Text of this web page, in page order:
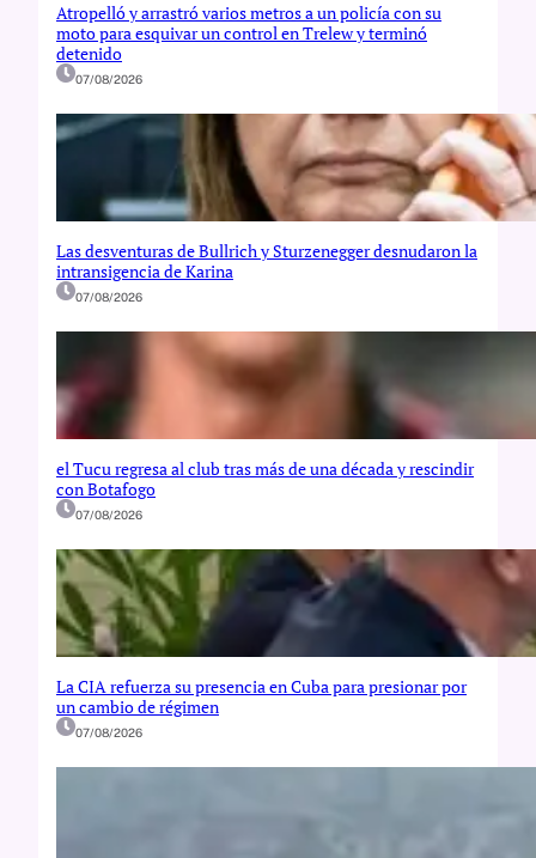
Atropelló y arrastró varios metros a un policía con su
moto para esquivar un control en Trelew y terminó
detenido
07/08/2026
Las desventuras de Bullrich y Sturzenegger desnudaron la
intransigencia de Karina
07/08/2026
el Tucu regresa al club tras más de una década y rescindir
con Botafogo
07/08/2026
La CIA refuerza su presencia en Cuba para presionar por
un cambio de régimen
07/08/2026